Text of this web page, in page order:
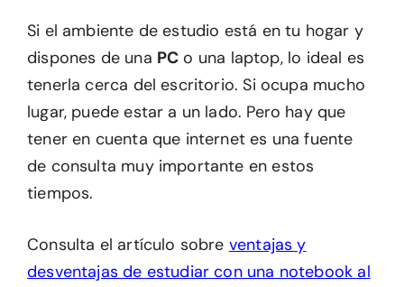
Si el ambiente de estudio está en tu hogar y
dispones de una PC o una laptop, lo ideal es
tenerla cerca del escritorio. Si ocupa mucho
lugar, puede estar a un lado. Pero hay que
tener en cuenta que internet es una fuente
de consulta muy importante en estos
tiempos.
Consulta el artículo sobre ventajas y
desventajas de estudiar con una notebook al